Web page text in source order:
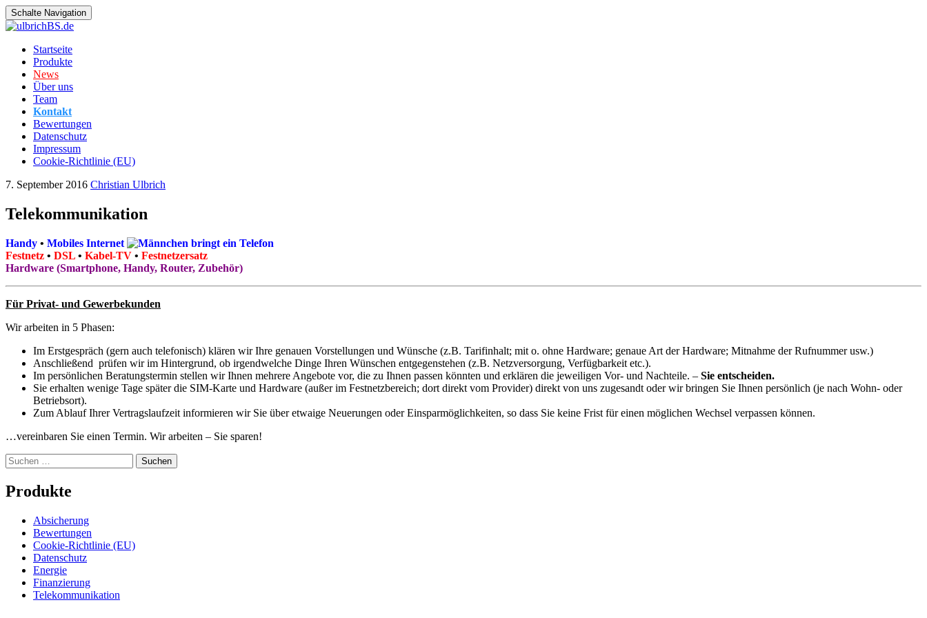
Schalte Navigation
Zum
Inhalt
springen
Startseite
Produkte
News
Über uns
Team
Kontakt
Bewertungen
Datenschutz
Impressum
Cookie-Richtlinie (EU)
7. September 2016 Christian Ulbrich
Telekommunikation
Handy • Mobiles Internet
Festnetz • DSL • Kabel-TV • Festnetzersatz
Hardware (Smartphone, Handy, Router, Zubehör)
Für Privat- und Gewerbekunden
Wir arbeiten in 5 Phasen:
Im Erstgespräch (gern auch telefonisch) klären wir Ihre genauen Vorstellungen und Wünsche (z.B. Tarifinhalt; mit o. ohne Hardware; genaue Art der Hardware; Mitnahme der Rufnummer usw.)
Anschließend prüfen wir im Hintergrund, ob irgendwelche Dinge Ihren Wünschen entgegenstehen (z.B. Netzversorgung, Verfügbarkeit etc.).
Im persönlichen Beratungstermin stellen wir Ihnen mehrere Angebote vor, die zu Ihnen passen könnten und erklären die jeweiligen Vor- und Nachteile. – Sie entscheiden.
Sie erhalten wenige Tage später die SIM-Karte und Hardware (außer im Festnetzbereich; dort direkt vom Provider) direkt von uns zugesandt oder wir bringen Sie Ihnen persönlich (je nach Wohn- oder
Betriebsort).
Zum Ablauf Ihrer Vertragslaufzeit informieren wir Sie über etwaige Neuerungen oder Einsparmöglichkeiten, so dass Sie keine Frist für einen möglichen Wechsel verpassen können.
…vereinbaren Sie einen Termin. Wir arbeiten – Sie sparen!
Suchen
nach:
Produkte
Absicherung
Bewertungen
Cookie-Richtlinie (EU)
Datenschutz
Energie
Finanzierung
Telekommunikation